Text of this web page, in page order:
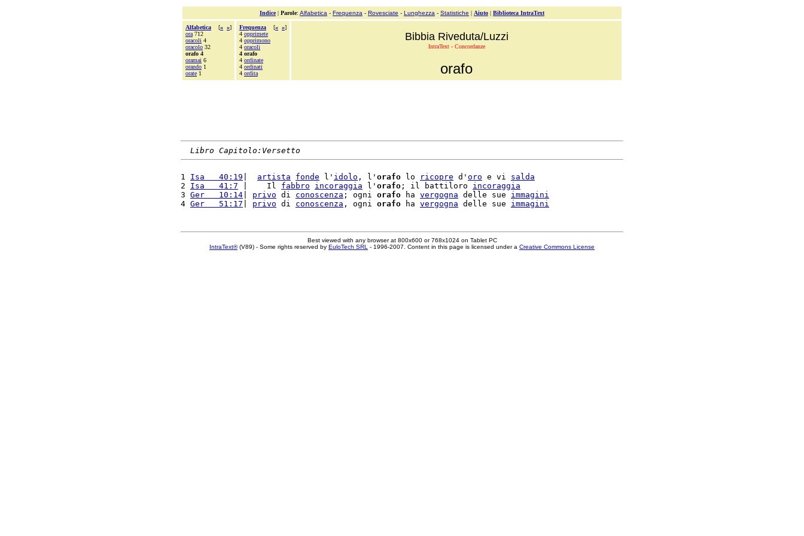
Indice| Parole: Alfabetica - Frequenza - Rovesciate - Lunghezza - Statistiche | Aiuto | Biblioteca IntraText
Alfabetica [« »]
ora 712
oracoli 4
oracolo 32
orafo 4
oramai 6
orando 1
orate 1
Frequenza [« »]
4 opprimete
4 opprimono
4 oracoli
4 orafo
4 ordinate
4 ordinati
4 ordita
Bibbia Riveduta/Luzzi
IntraText - Concordanze
orafo
Libro Capitolo:Versetto
1 Isa   40:19 artista fonde l' idolo , l' orafo lo ricopre d' oro e vi salda
2 Isa   41:7 |    Il fabbro incoraggia l' orafo ; il battiloro incoraggia
3 Ger   10:14 privo di conoscenza ; ogni orafo ha vergogna delle sue immagini
4 Ger   51:17 privo di conoscenza , ogni orafo ha vergogna delle sue immagini
Best viewed with any browser at 800x600 or 768x1024 on Tablet PC
IntraText®(V89) - Some rights reserved by EuloTech SRL - 1996-2007. Content in this page is licensed under a Creative Commons License